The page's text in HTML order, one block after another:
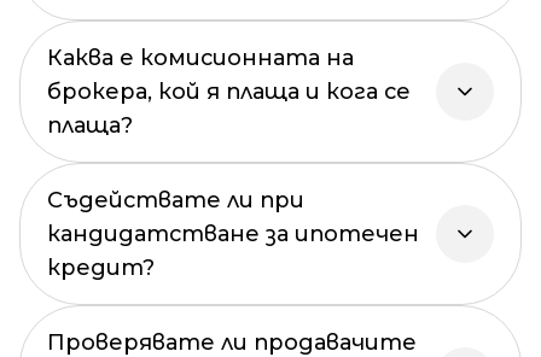
Каква е комисионната на
брокера, кой я плаща и кога се
плаща?
Съдействате ли при
кандидатстване за ипотечен
кредит?
Проверявате ли продавачите